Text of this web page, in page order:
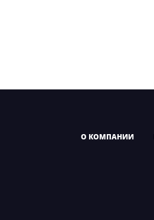
О КОМПАНИИ